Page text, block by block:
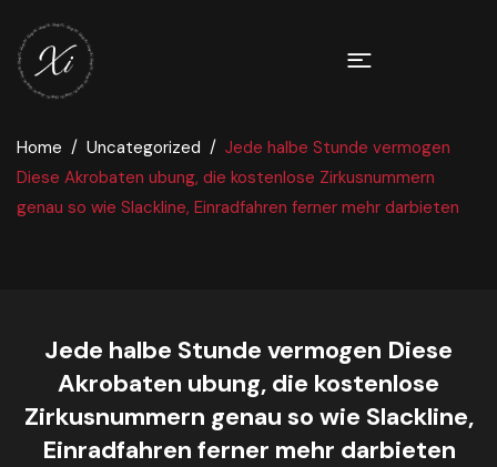
Home Uncategorized
Jede halbe Stunde vermogen
Diese Akrobaten ubung, die kostenlose Zirkusnummern
genau so wie Slackline, Einradfahren ferner mehr darbieten
Jede halbe Stunde vermogen Diese
Akrobaten ubung, die kostenlose
Zirkusnummern genau so wie Slackline,
Einradfahren ferner mehr darbieten